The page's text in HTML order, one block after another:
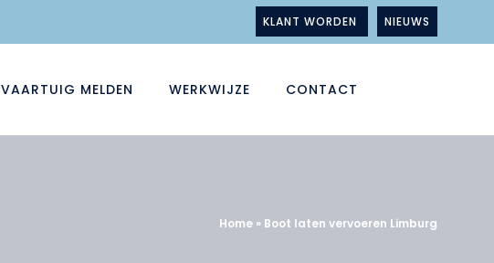
KLANT WORDEN NIEUWS
VAARTUIG MELDEN WERKWIJZE CONTACT
Home » Boot laten vervoeren Limburg